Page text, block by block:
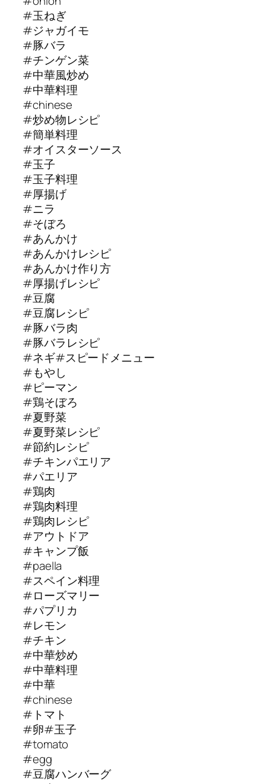
#玉ねぎ
#ジャガイモ
#豚バラ
#チンゲン菜
#中華風炒め
#中華料理
#chinese
#炒め物レシピ
#簡単料理
#オイスターソース
#玉子
#玉子料理
#厚揚げ
#ニラ
#そぼろ
#あんかけ
#あんかけレシピ
#あんかけ作り方
#厚揚げレシピ
#豆腐
#豆腐レシピ
#豚バラ肉
#豚バラレシピ
#ネギ#スピードメニュー
#もやし
#ピーマン
#鶏そぼろ
#夏野菜
#夏野菜レシピ
#節約レシピ
#チキンパエリア
#パエリア
#鶏肉
#鶏肉料理
#鶏肉レシピ
#アウトドア
#キャンプ飯
#paella
#スペイン料理
#ローズマリー
#パプリカ
#レモン
#チキン
#中華炒め
#中華料理
#中華
#chinese
#トマト
#卵#玉子
#tomato
#egg
#豆腐ハンバーグ